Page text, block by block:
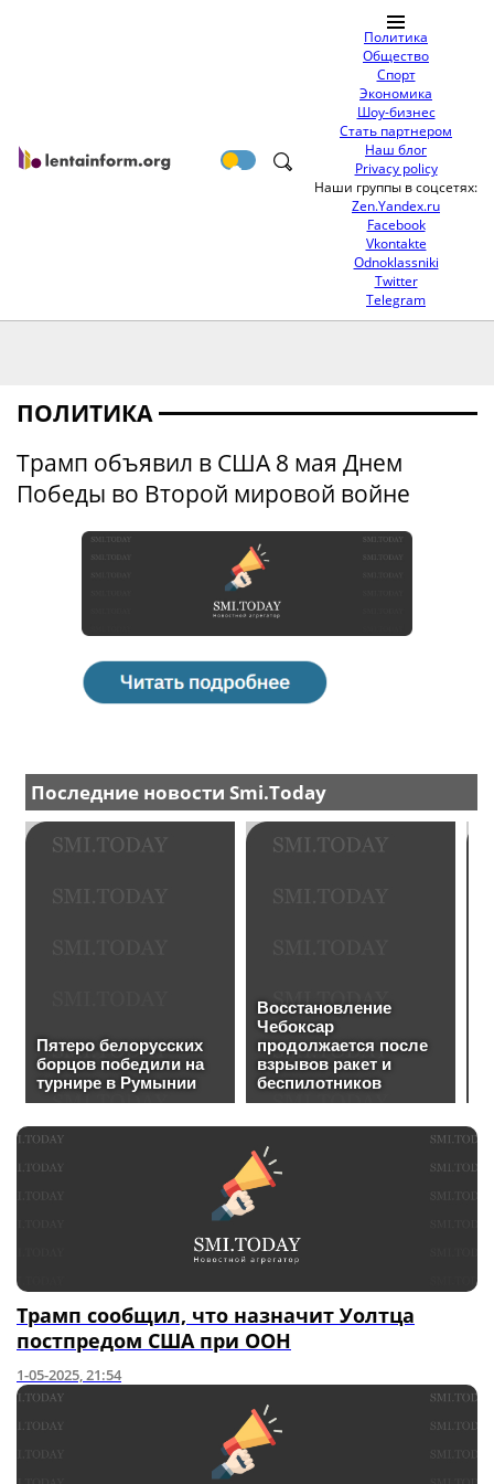
Политика
Общество
Спорт
Экономика
Шоу-бизнес
Стать партнером
Наш блог
Privacy policy
Наши группы в соцсетях:
Zen.Yandex.ru
Facebook
Vkontakte
Odnoklassniki
Twitter
Telegram
ПОЛИТИКА
Трамп объявил в США 8 мая Днем
Победы во Второй мировой войне
Трамп сообщил, что назначит Уолтца
постпредом США при ООН
1-05-2025, 21:54